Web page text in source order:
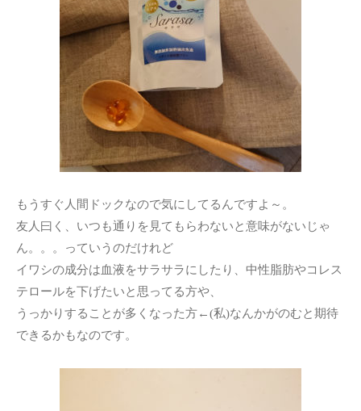
もうすぐ人間ドックなので気にしてるんですよ～。
友人曰く、いつも通りを見てもらわないと意味がないじゃ
ん。。。っていうのだけれど
イワシの成分は血液をサラサラにしたり、中性脂肪やコレス
テロールを下げたいと思ってる方や、
うっかりすることが多くなった方←(私)なんかがのむと期待
できるかもなのです。